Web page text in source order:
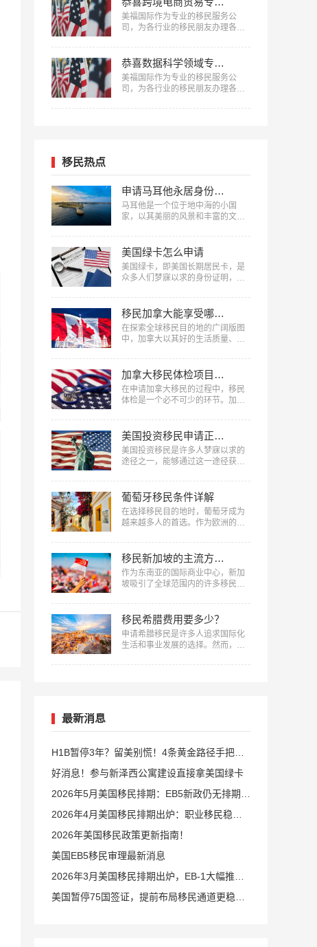
例。…
美福国际作为专业的移民服务公
司，为各行业的移民朋友办理各种
为大家分享跨境电商贸易专家何女
士获批美国EB-1A移民成功案例。
…
恭喜数据科学领域专家邱先生获批美国NIW移民！
美福国际作为专业的移民服务公
司，为各行业的移民朋友办理各种
为大家分享数据科学领域专家邱先
移民热点
申请马耳他永居身份费用清单
马耳他是一个位于地中海的小国
家，以其美丽的风景和丰富的文化
申请马耳他移民，以享受这个国家
的福利和优势。申请马耳他永居身
份需要支付一定的费用，以下是美
福国际整理的申请马耳他永居身份
费用清单。…
美国绿卡怎么申请
美国绿卡，即美国长期居民卡，是
众多人们梦寐以求的身份证明，在
常重要的意义。那么，美国绿卡怎
么申请呢？接下来，美福国际将详
细解读美国绿卡的申请流程和条
件，为你一一解答。…
移民加拿大能享受哪些福利
在探索全球移民目的地的广阔版图
中，加拿大以其好的生活质量、丰
及慷慨的福利制度，成为了众多家
庭与个人的理想选择，到底移民加
拿大能享受哪些福利​？下面美福国
际将深入剖析移民加拿大后能享受
的主要福利。…
加拿大移民体检项目和注意事项
在申请加拿大移民的过程中，移民
体检是一个必不可少的环节。加拿
状况的重要手段，也是确保新移民
能够适应加拿大生活的一项重要措
施。下面美福国际将详细介绍加拿
大移民体检项目和注意事项​，从体
检前的准备工作、具体体检项目到
能够顺利通过体检，...…
美国投资移民申请正式绿卡要什么条件
美国投资移民是许多人梦寐以求的
途径之一，能够通过这一途径获得
但要获得美国投资移民申请正式绿
卡，需要符合一系列条件，那么美
国投资移民申请正式绿卡要什么条
件？下面美福国际将详细介绍美国
投资移民签证的相关条件，希望能
葡萄牙移民条件详解
在选择移民目的地时，葡萄牙成为
越来越多人的首选。作为欧洲的一
风光、丰富的文化和历史遗产以及
良好的生活质量吸引着全世界的目
光。本文中，美福国际为您带来葡
萄牙移民条件详解，帮助读者更好
地了解如何实现葡萄牙移民梦想。
移民新加坡的主流方式汇总
作为东南亚的国际商业中心，新加
坡吸引了全球范围内的许多移民。
吸引技术精英、投资者和创业者，
成为新加坡长期居民的比较佳选择
之一。下面美福国际将对移民新加
坡的主流方式汇总，涵盖了各种途
径和条件。…
移民希腊费用要多少？
申请希腊移民是许多人追求国际化
生活和事业发展的选择。然而，在
费用要求是非常重要的。本文中，
最新消息
H1B暂停3年？留美别慌！4条黄金路径手把手
教你留美
好消息！参与新泽西公寓建设直接拿美国绿卡
2026年5月美国移民排期：EB5新政仍无排期！
旧政狂飙5个月！
2026年4月美国移民排期出炉：职业移民稳步
前进，EB5新政依旧无排期
2026年美国移民政策更新指南！
美国EB5移民审理最新消息
2026年3月美国移民排期出炉，EB-1大幅推
进，EB5新政仍无排期
美国暂停75国签证，提前布局移民通道更稳定